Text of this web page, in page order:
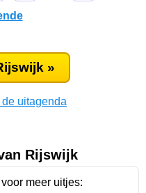
»
uitagenda
Rijswijk
meer uitjes: